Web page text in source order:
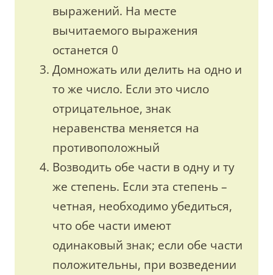
выражений. На месте
вычитаемого выражения
останется 0
Домножать или делить на одно и
то же число. Если это число
отрицательное, знак
неравенства меняется на
противоположный
Возводить обе части в одну и ту
же степень. Если эта степень –
четная, необходимо убедиться,
что обе части имеют
одинаковый знак; если обе части
положительны, при возведении